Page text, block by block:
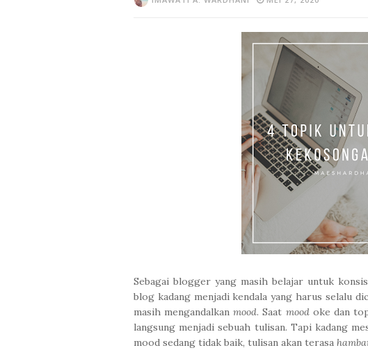
Sebagai blogger yang masih belajar untuk
blog kadang menjadi kendala yang harus selalu
masih mengandalkanmood. Saat moodoke dan
langsung menjadi sebuah tulisan. Tapi kadang
mood sedang tidak baik, tulisan akan terasa